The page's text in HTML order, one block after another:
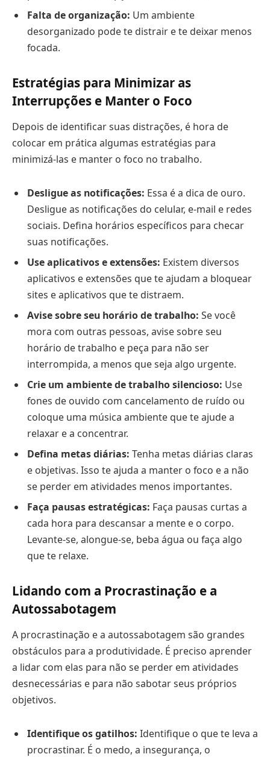
Falta de organização: Um ambiente
desorganizado pode te distrair e te deixar menos
focada.
Estratégias para Minimizar as
Interrupções e Manter o Foco
Depois de identificar suas distrações, é hora de
colocar em prática algumas estratégias para
minimizá-las e manter o foco no trabalho.
Desligue as notificações: Essa é a dica de ouro.
Desligue as notificações do celular, e-mail e redes
sociais. Defina horários específicos para checar
suas notificações.
Use aplicativos e extensões: Existem diversos
aplicativos e extensões que te ajudam a bloquear
sites e aplicativos que te distraem.
Avise sobre seu horário de trabalho: Se você
mora com outras pessoas, avise sobre seu
horário de trabalho e peça para não ser
interrompida, a menos que seja algo urgente.
Crie um ambiente de trabalho silencioso: Use
fones de ouvido com cancelamento de ruído ou
coloque uma música ambiente que te ajude a
relaxar e a concentrar.
Defina metas diárias: Tenha metas diárias claras
e objetivas. Isso te ajuda a manter o foco e a não
se perder em atividades menos importantes.
Faça pausas estratégicas: Faça pausas curtas a
cada hora para descansar a mente e o corpo.
Levante-se, alongue-se, beba água ou faça algo
que te relaxe.
Lidando com a Procrastinação e a
Autossabotagem
A procrastinação e a autossabotagem são grandes
obstáculos para a produtividade. É preciso aprender
a lidar com elas para não se perder em atividades
desnecessárias e para não sabotar seus próprios
objetivos.
Identifique os gatilhos: Identifique o que te leva a
procrastinar. É o medo, a insegurança, o